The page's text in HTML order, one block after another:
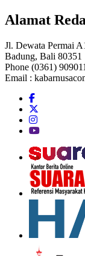
Alamat
Jl. Dewata Permai
Badung, Bali 80351
Phone (0361)
Email :